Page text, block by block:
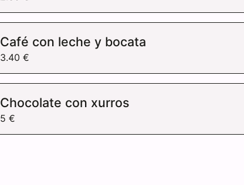
Café con leche y bocata
3.40 €
Chocolate con xurros
5 €